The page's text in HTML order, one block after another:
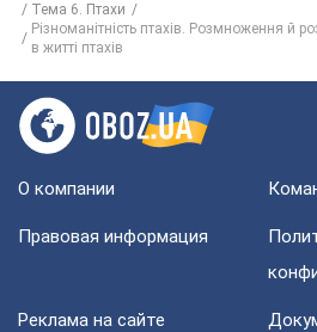
Тема 6. Птахи
Різноманітність птахів. Розмноження й
в житті птахів
О компании
Правовая информация
Реклама на сайте